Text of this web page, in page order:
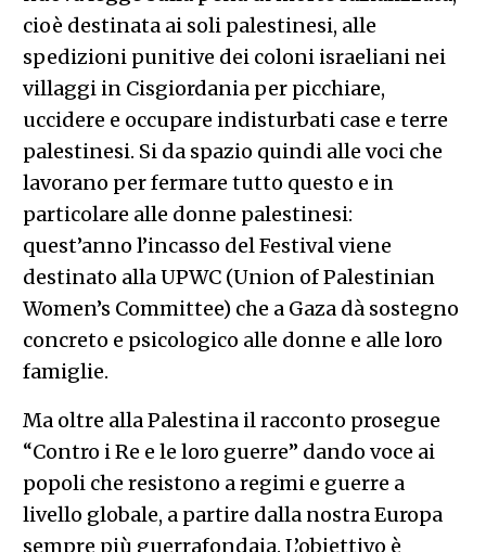
cioè destinata ai soli palestinesi, alle
spedizioni punitive dei coloni israeliani nei
villaggi in Cisgiordania per picchiare,
uccidere e occupare indisturbati case e terre
palestinesi. Si da spazio quindi alle voci che
lavorano per fermare tutto questo e in
particolare alle donne palestinesi:
quest’anno l’incasso del Festival viene
destinato alla UPWC (Union of Palestinian
Women’s Committee) che a Gaza dà sostegno
concreto e psicologico alle donne e alle loro
famiglie.
Ma oltre alla Palestina il racconto prosegue
“Contro i Re e le loro guerre” dando voce ai
popoli che resistono a regimi e guerre a
livello globale, a partire dalla nostra Europa
sempre più guerrafondaia. L’obiettivo è